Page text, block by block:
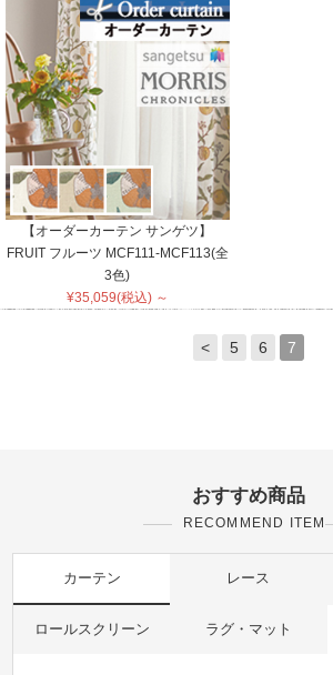
【オーダーカーテン サンゲツ】
FRUIT フルーツ MCF111-MCF113(全
3色)
¥35,059(税込) ～
< 5 6 7
おすすめ商品
RECOMMEND ITEM
カーテン レース
ロールスクリーン ラグ・マット